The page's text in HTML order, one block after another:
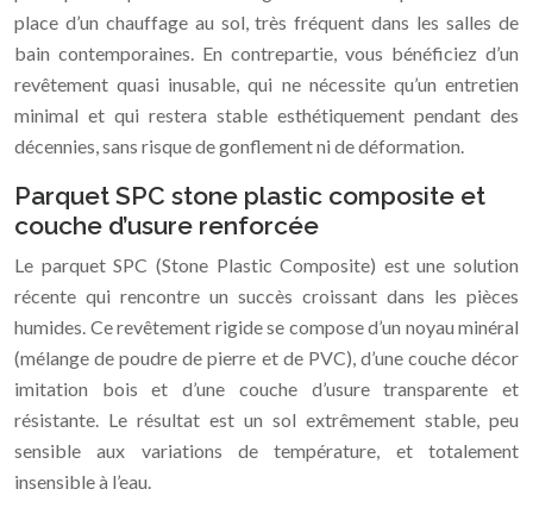
place d’un chauffage au sol, très fréquent dans les salles de
bain contemporaines. En contrepartie, vous bénéficiez d’un
revêtement quasi inusable, qui ne nécessite qu’un entretien
minimal et qui restera stable esthétiquement pendant des
décennies, sans risque de gonflement ni de déformation.
Parquet SPC stone plastic composite et
couche d’usure renforcée
Le parquet SPC (Stone Plastic Composite) est une solution
récente qui rencontre un succès croissant dans les pièces
humides. Ce revêtement rigide se compose d’un noyau minéral
(mélange de poudre de pierre et de PVC), d’une couche décor
imitation bois et d’une couche d’usure transparente et
résistante. Le résultat est un sol extrêmement stable, peu
sensible aux variations de température, et totalement
insensible à l’eau.